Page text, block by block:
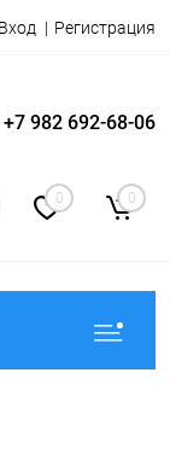
Вход Регистрация
+7 982 692-68-06
0 0